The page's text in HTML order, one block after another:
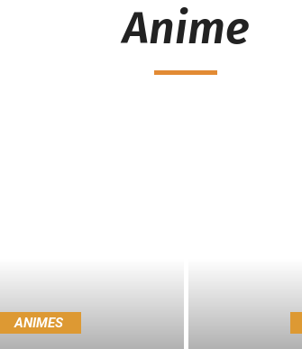
Anime
ANIMES